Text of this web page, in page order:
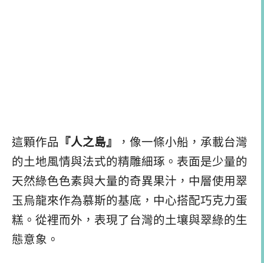
這顆作品 『人之島』
，像一條小船，承載台灣
的土地風情與法式的精雕細琢。表面是少量的
天然綠色色素與大量的奇異果汁，中層使用翠
玉烏龍來作為慕斯的基底，中心搭配巧克力蛋
糕。從裡而外，表現了台灣的土壤與翠綠的生
態意象。